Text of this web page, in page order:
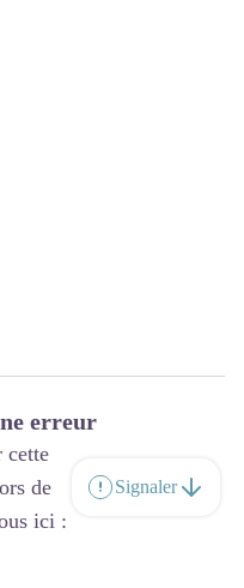
erreur
cette
de
ici :
Signaler